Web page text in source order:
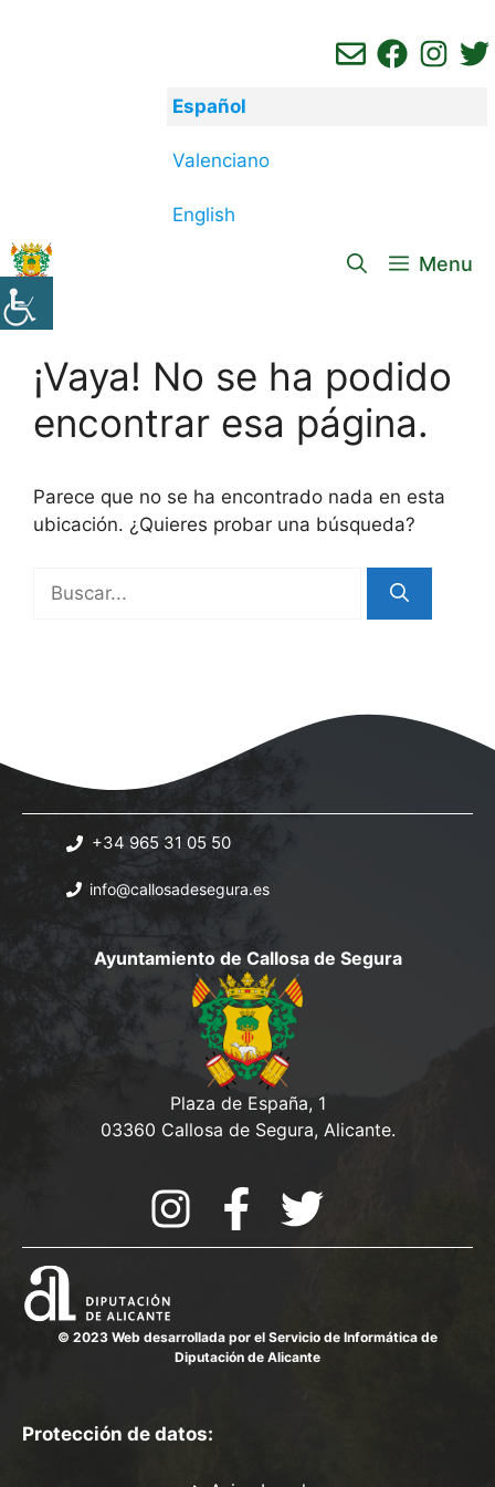
Español
Valenciano
English
Menu
¡Vaya! No se ha podido
encontrar esa página.
Parece que no se ha encontrado nada en esta
ubicación. ¿Quieres probar una búsqueda?
+34 965 31 05 50
info@callosadesegura.es
Ayuntamiento de Callosa de Segura
Plaza de España, 1
03360 Callosa de Segura, Alicante.
© 2023 Web desarrollada por el Servicio de Informática de
Diputación de Alicante
Protección de datos: